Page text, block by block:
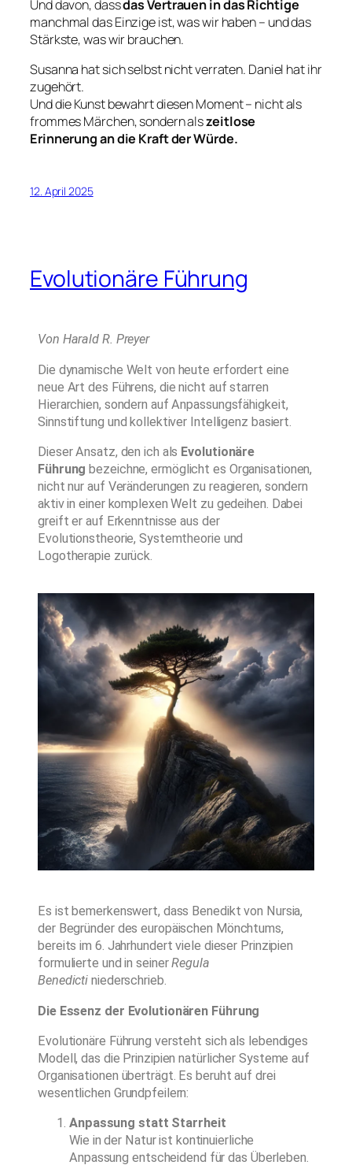
Und davon, dassdas Vertrauen in das Richtige
manchmal das Einzige ist, was wir haben – und das
Stärkste, was wir brauchen.
Susanna hat sich selbst nicht verraten. Daniel hat ihr
zugehört.
Und die Kunst bewahrt diesen Moment – nicht als
frommes Märchen, sondern alszeitlose
Erinnerung an die Kraft der Würde.
12. April 2025
Evolutionäre Führung
Von Harald R. Preyer
Die dynamische Welt von heute erfordert eine
neue Art des Führens, die nicht auf starren
Hierarchien, sondern auf Anpassungsfähigkeit,
Sinnstiftung und kollektiver Intelligenz basiert.
Dieser Ansatz, den ich als Evolutionäre
Führungbezeichne, ermöglicht es Organisationen,
nicht nur auf Veränderungen zu reagieren, sondern
aktiv in einer komplexen Welt zu gedeihen. Dabei
greift er auf Erkenntnisse aus der
Evolutionstheorie, Systemtheorie und
Logotherapie zurück.
Es ist bemerkenswert, dass Benedikt von Nursia,
der Begründer des europäischen Mönchtums,
bereits im 6. Jahrhundert viele dieser Prinzipien
formulierte und in seinerRegula
Benedicti niederschrieb.
Die Essenz der Evolutionären Führung
Evolutionäre Führung versteht sich als lebendiges
Modell, das die Prinzipien natürlicher Systeme auf
Organisationen überträgt. Es beruht auf drei
wesentlichen Grundpfeilern:
Anpassung statt Starrheit
Wie in der Natur ist kontinuierliche
Anpassung entscheidend für das Überleben.